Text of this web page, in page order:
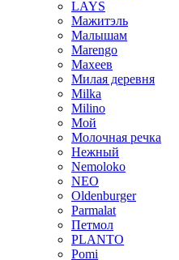
LAYS
Мажитэль
Малышам
Marengo
Махеев
Милая деревня
Milka
Milino
Мой
Молочная речка
Нежный
Nemoloko
NEO
Oldenburger
Parmalat
Петмол
PLANTO
Pomi